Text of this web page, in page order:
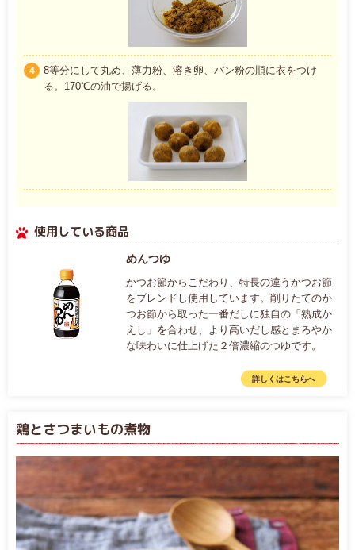
4
8等分にして丸め、薄力粉、溶き卵、パン粉の順に衣をつけ
る。170℃の油で揚げる。
使用している商品
めんつゆ
かつお節からこだわり、特長の違うかつお節
をブレンドし使用しています。削りたてのか
つお節から取った一番だしに独自の「熟成か
えし」を合わせ、より高いだし感とまろやか
な味わいに仕上げた２倍濃縮のつゆです。
詳しくはこちらへ
鶏とさつまいもの煮物